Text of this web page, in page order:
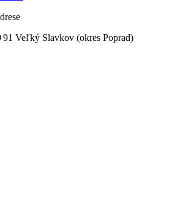
Veľký Slavkov (okres Poprad)